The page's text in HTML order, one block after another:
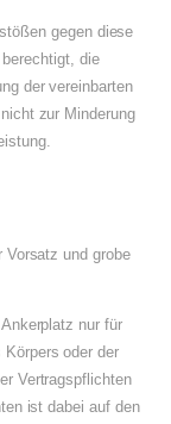
gegen diese
die
der vereinbarten
zur Minderung
und grobe
nur für
oder der
Vertragspflichten
ist dabei auf den